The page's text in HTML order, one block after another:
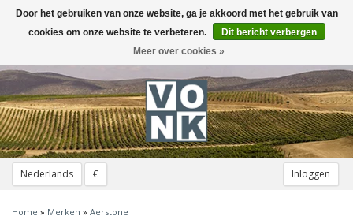
Nederlands € Inloggen
Toggle
navigation
Home » Merken » Aerstone
Door het gebruiken van onze website, ga je akkoord met het gebruik van
cookies om onze website te verbeteren.
Dit bericht verbergen
Meer over cookies »